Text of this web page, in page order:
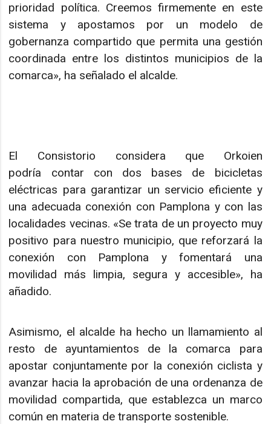
prioridad política. Creemos firmemente en este
sistema y apostamos por un modelo de
gobernanza compartido que permita una gestión
coordinada entre los distintos municipios de la
comarca», ha señalado el alcalde.
El Consistorio considera que Orkoien
podría contar con dos bases de bicicletas
eléctricas para garantizar un servicio eficiente y
una adecuada conexión con Pamplona y con las
localidades vecinas. «Se trata de un proyecto muy
positivo para nuestro municipio, que reforzará la
conexión con Pamplona y fomentará una
movilidad más limpia, segura y accesible», ha
añadido.
Asimismo, el alcalde ha hecho un llamamiento al
resto de ayuntamientos de la comarca para
apostar conjuntamente por la conexión ciclista y
avanzar hacia la aprobación de una ordenanza de
movilidad compartida, que establezca un marco
común en materia de transporte sostenible.